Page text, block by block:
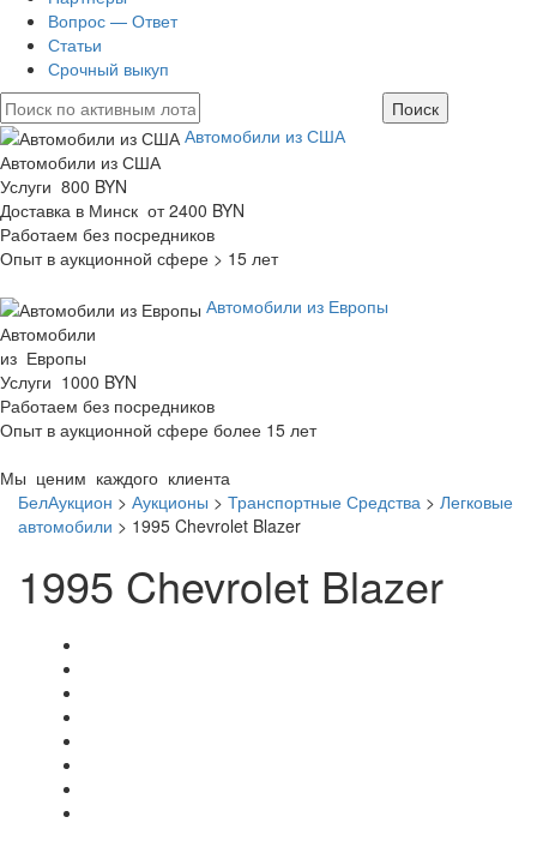
Вопрос — Ответ
Статьи
Срочный выкуп
Автомобили из США
Автомобили из США
Услуги 800 BYN
Доставка в Минск от 2400 BYN
Работаем без посредников
Опыт в аукционной сфере > 15 лет
Автомобили из Европы
Автомобили
из Европы
Услуги 1000 BYN
Работаем без посредников
Опыт в аукционной сфере более 15 лет
Мы ценим каждого клиента
БелАукцион > Аукционы > Транспортные Средства > Легковые
автомобили > 1995 Chevrolet Blazer
1995 Chevrolet Blazer